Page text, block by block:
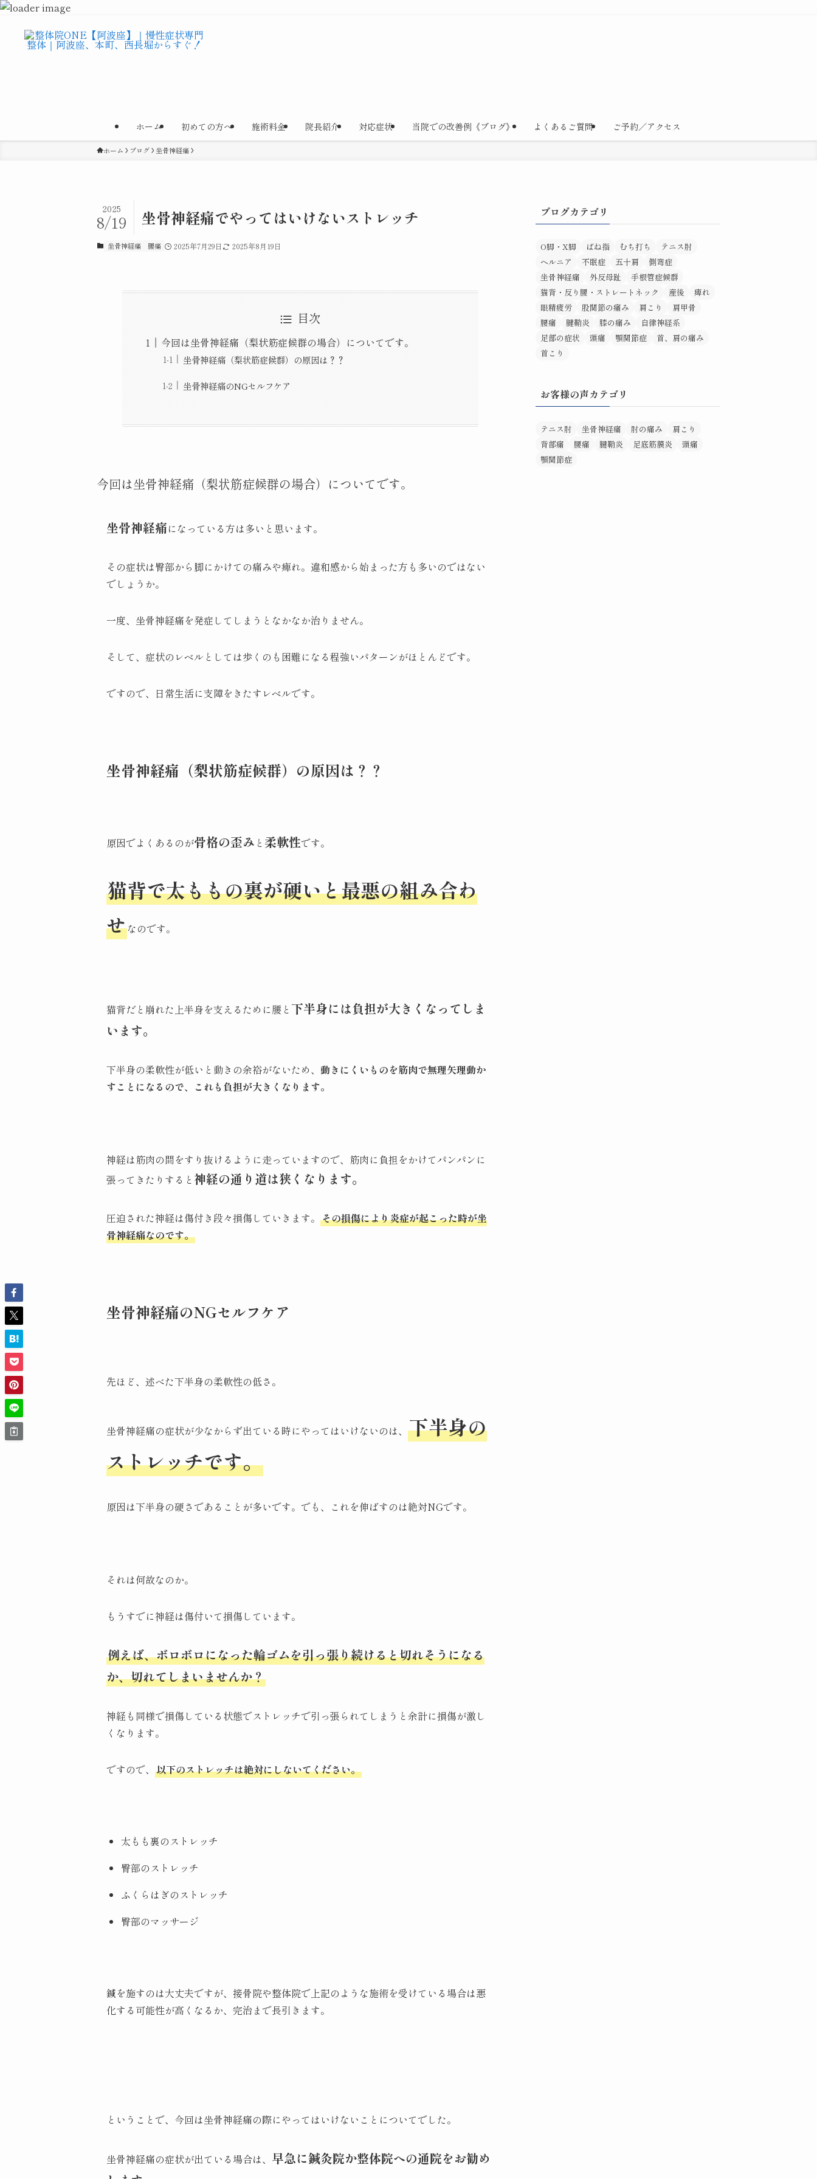
ホーム 初めての方へ 施術料金 院長紹介 対応症状 当院での改善例《ブログ》 よくあるご質問 ご予約／アクセス
ホーム ブログ 坐骨神経痛
坐骨神経痛でやってはいけないストレッチ
2025
8/19
坐骨神経痛 腰痛 2025年7月29日 2025年8月19日
目次
今回は坐骨神経痛（梨状筋症候群の場合）についてです。
坐骨神経痛（梨状筋症候群）の原因は？？
坐骨神経痛のNGセルフケア
今回は坐骨神経痛（梨状筋症候群の場合）についてです。
坐骨神経痛になっている方は多いと思います。
その症状は臀部から脚にかけての痛みや痺れ。違和感から始まった方も多いのではない
でしょうか。
一度、坐骨神経痛を発症してしまうとなかなか治りません。
そして、症状のレベルとしては歩くのも困難になる程強いパターンがほとんどです。
ですので、日常生活に支障をきたすレベルです。
坐骨神経痛（梨状筋症候群）の原因は？？
原因でよくあるのが骨格の歪み と 柔軟性です。
猫背で太ももの裏が硬いと最悪の組み合わ
せなのです。
猫背だと崩れた上半身を支えるために腰と 下半身には負担が大きくなってしま
います。
下半身の柔軟性が低いと動きの余裕がないため、 動きにくいものを筋肉で無理矢理動か
すことになるので、これも負担が大きくなります。
神経は筋肉の間をすり抜けるように走っていますので、筋肉に負担をかけてパンパンに
張ってきたりすると 神経の通り道は狭くなります。
圧迫された神経は傷付き段々損傷していきます。 その損傷により炎症が起こった時が坐
骨神経痛なのです。
坐骨神経痛のNGセルフケア
先ほど、述べた下半身の柔軟性の低さ。
坐骨神経痛の症状が少なからず出ている時にやってはいけないのは、 下半身の
ストレッチです。
原因は下半身の硬さであることが多いです。でも、これを伸ばすのは絶対NGです。
それは何故なのか。
もうすでに神経は傷付いて損傷しています。
例えば、ボロボロになった輪ゴムを引っ張り続けると切れそうになる
か、切れてしまいませんか？
神経も同様で損傷している状態でストレッチで引っ張られてしまうと余計に損傷が激し
くなります。
ですので、 以下のストレッチは絶対にしないてください。
太もも裏のストレッチ
臀部のストレッチ
ふくらはぎのストレッチ
臀部のマッサージ
鍼を施すのは大丈夫ですが、接骨院や整体院で上記のような施術を受けている場合は悪
化する可能性が高くなるか、完治まで長引きます。
ということで、今回は坐骨神経痛の際にやってはいけないことについてでした。
坐骨神経痛の症状が出ている場合は、 早急に鍼灸院か整体院への通院をお勧め
ブログカテゴリ
O脚・X脚 ばね指 むち打ち
テニス肘
ヘルニア
不眠症 五十肩
側弯症
坐骨神経痛
外反母趾
手根管症候群
猫背・反り腰・ストレートネック
産後
痺れ
眼精疲労
股関節の痛み 肩こり
肩甲骨
腰痛
腱鞘炎 膝の痛み
自律神経系
足部の症状
頭痛 顎関節症
首、肩の痛み
首こり
お客様の声カテゴリ
テニス肘 坐骨神経痛 肘の痛み
肩こり
背部痛
腰痛 腱鞘炎 足底筋膜炎
頭痛
顎関節症